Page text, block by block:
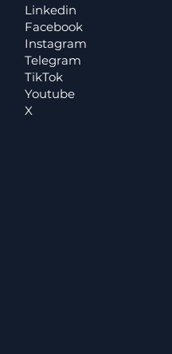
Linkedin
Facebook
Instagram
Telegram
TikTok
Youtube
X